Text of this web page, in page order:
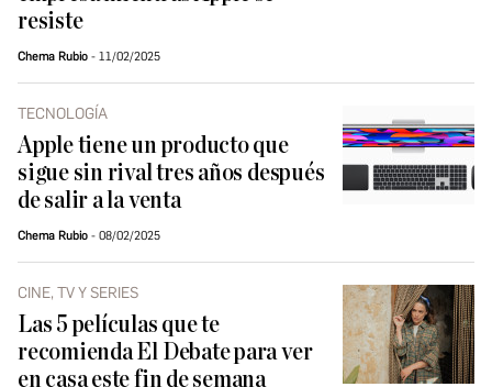
resiste
Chema Rubio 11/02/2025
TECNOLOGÍA
Apple tiene un producto que
sigue sin rival tres años después
de salir a la venta
Chema Rubio 08/02/2025
CINE, TV Y SERIES
Las 5 películas que te
recomienda El Debate para ver
en casa este fin de semana